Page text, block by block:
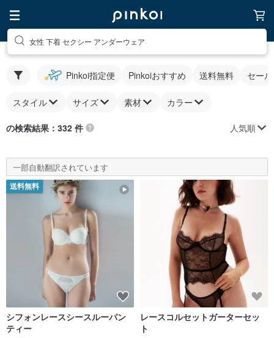
女性 下着 セクシー アンダーウェア
Pinkoi指定便 Pinkoiおすすめ 送料無料 セー
スタイル サイズ 素材 カラー
の検索結果：332 件 人気順
一部自動翻訳されています
送料無料
シフォンレースシースルーパン
ティー
レースコルセットガーターセッ
ト